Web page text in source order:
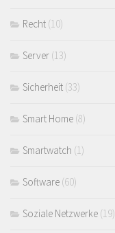
Recht (10)
Server (13)
Sicherheit (33)
Smart Home (8)
Smartwatch (1)
Software (60)
Soziale Netzwerke (19)